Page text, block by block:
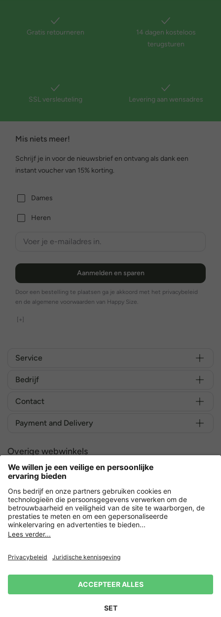
Gratis retourneren
14 dagen kosteloos
terugsturen
SSL versleuteling Levering aan wensadres
Mis niets meer!
Schrijf je in voor de nieuwsbrief en ontvang als dank een
instant voucher van 15% korting.
Dames
Heren
Aanmelden en sparen
Door een bestelling te plaatsen ga je akkoord met het privacybeleid
en de algemene voorwaarden van Happy Size.
[+]
Service
Bedrijf
Contact
Payment and Delivery
Overige webwinkels
Nederland
Versleuteling met
Verkoopvoorwaarden
Herroeping indienen
Impressum
Cookie-instellingen